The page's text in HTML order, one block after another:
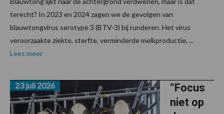
terecht? In 2023 en 2024 zagen we de gevolgen van
blauwtongvirus serotype 3 (BTV-3) bij runderen. Het virus
veroorzaakte ziekte, sterfte, verminderde melkproductie, ...
Lees meer
“Focus
niet op
23 juli 2026